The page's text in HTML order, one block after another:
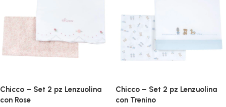
Chicco – Set 2 pz Lenzuolina
con Rose
Chicco – Set 2 pz Lenzuolina
con Trenino